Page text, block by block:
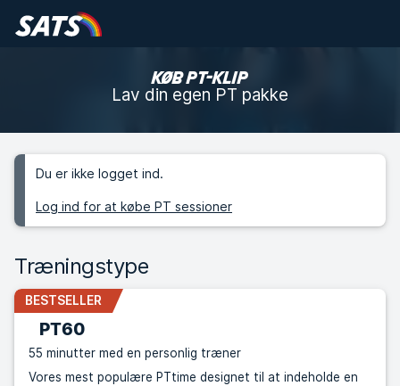
KØB PT-KLIP
Lav din egen PT pakke
Du er ikke logget ind.
Log ind for at købe PT sessioner
Træningstype
PT60
BESTSELLER
55 minutter med en personlig træner
Vores mest populære PTtime designet til at indeholde en